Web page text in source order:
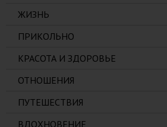
ЖИЗНЬ
ПРИКОЛЬНО
КРАСОТА И ЗДОРОВЬЕ
ОТНОШЕНИЯ
ПУТЕШЕСТВИЯ
ВДОХНОВЕНИЕ